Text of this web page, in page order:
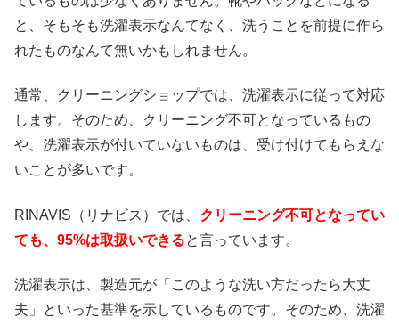
と、そもそも洗濯表示なんてなく、洗うことを前提に作ら
れたものなんて無いかもしれません。
通常、クリーニングショップでは、洗濯表示に従って対応
します。そのため、クリーニング不可となっているもの
や、洗濯表示が付いていないものは、受け付けてもらえな
いことが多いです。
RINAVIS（リナビス）では、 クリーニング不可となってい
ても、95%は取扱いできると言っています。
洗濯表示は、製造元が「このような洗い方だったら大丈
夫」といった基準を示しているものです。そのため、洗濯